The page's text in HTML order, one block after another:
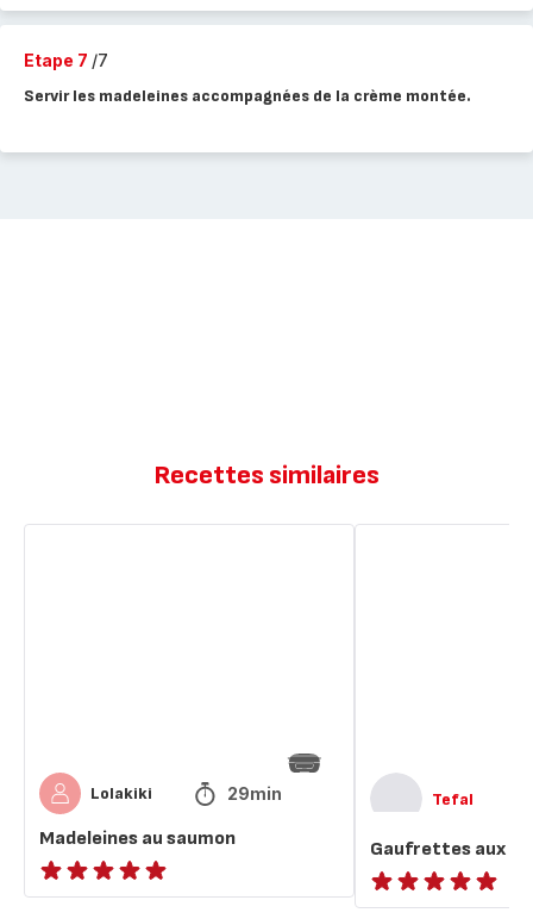
Etape 7 /7
Servir les madeleines accompagnées de la crème montée.
Recettes similaires
Lolakiki 29min
Madeleines au saumon
ratings.NaN
Tefal
Gaufrettes aux
ratings.NaN